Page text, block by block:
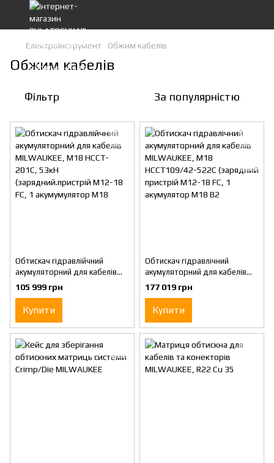
Електроінструмент Обжим кабелів
Обжим кабелів
Фільтр За популярністю
Обтискач гідравлійчний
акумуляторний для кабелів
MILWAUKEE, M18 HCCT-201C,
53кН (зарядний.пристрій
M12-18 FC, 1 акумумулятор
М18
105 999 грн
Купити
Обтискач гідравлічний
акумуляторний для кабелів
MILWAUKEE, M18
HCCT109/42-522C (зарядний
пристрій М12-18 FС, 1
акумулятор М18 В2
177 019 грн
Купити